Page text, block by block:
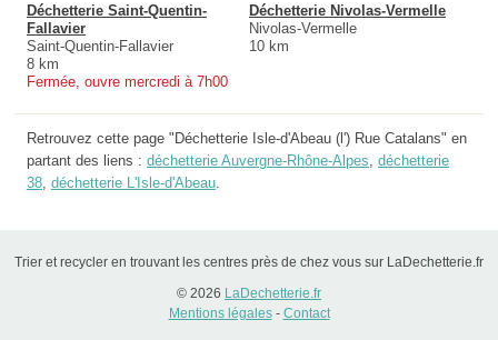
Déchetterie Saint-Quentin-
Fallavier
Saint-Quentin-Fallavier
8 km
Fermée, ouvre mercredi à 7h00
Déchetterie Nivolas-Vermelle
Nivolas-Vermelle
10 km
Retrouvez cette page "Déchetterie Isle-d'Abeau (l') Rue Catalans" en
partant des liens : déchetterie Auvergne-Rhône-Alpes déchetterie
38 déchetterie L'Isle-d'Abeau
Trier et recycler en trouvant les centres près de chez vous sur LaDechetterie.fr
© 2026 LaDechetterie.fr
Mentions légales- Contact